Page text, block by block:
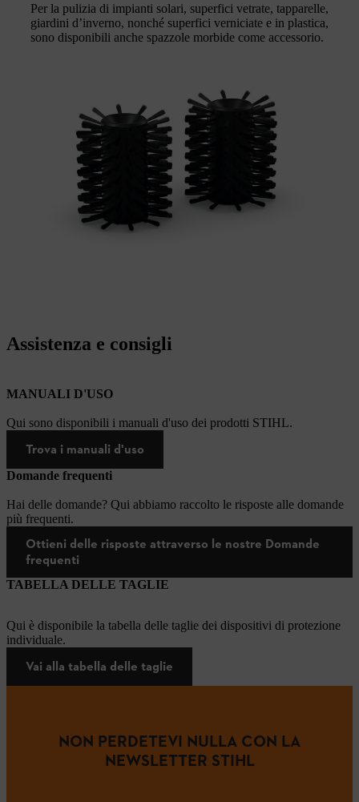
Per la pulizia di impianti solari, superfici vetrate, tapparelle,
giardini d’inverno, nonché superfici verniciate e in plastica,
sono disponibili anche spazzole morbide come accessorio.
Assistenza e consigli
MANUALI D'USO
Qui sono disponibili i manuali d'uso dei prodotti STIHL.
Trova i manuali d'uso
Domande frequenti
Hai delle domande? Qui abbiamo raccolto le risposte alle domande
più frequenti.
Ottieni delle risposte attraverso le nostre Domande
frequenti
TABELLA DELLE TAGLIE
Qui è disponibile la tabella delle taglie dei dispositivi di protezione
individuale.
Vai alla tabella delle taglie
NON PERDETEVI NULLA CON LA
NEWSLETTER STIHL